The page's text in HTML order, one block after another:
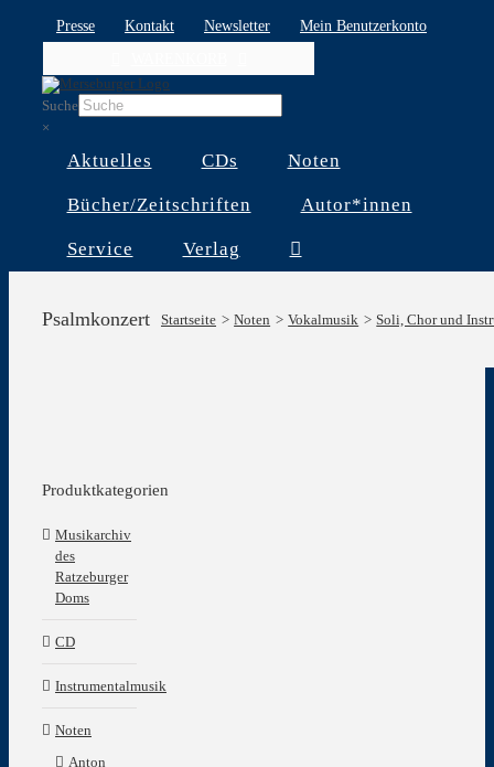
Presse Kontakt Newsletter
Mein Benutzerkonto
Suche
×
Aktuelles CDs Noten
Bücher/Zeitschriften Autor*innen
Service Verlag
Psalmkonzert Startseite Noten Vokalmusik Soli, Chor und
Produktkategorien
Musikarchiv
des
Ratzeburger
Doms
CD
Instrumentalmusik
Noten
Anton